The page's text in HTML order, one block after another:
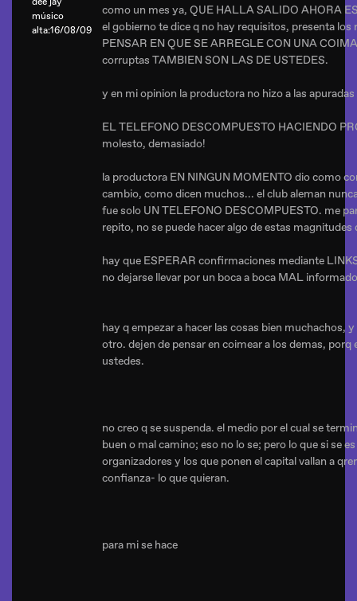
músico
alta:16/08/09
como un mes ya, QUE HALLA SALIDO AHORA
el gobierno te dice q no hay requisitos, presenta
PENSAR EN QUE SE ARREGLE CON UNA
corruptas TAMBIEN SON LAS DE USTEDES.
y en mi opinion la productora no hizo a las
EL TELEFONO DESCOMPUESTO HACIENDO
molesto, demasiado!
la productora EN NINGUN MOMENTO dio como
cambio, como dicen muchos... el club aleman
fue solo UN TELEFONO DESCOMPUESTO. me
repito, no se puede hacer algo de estas magnitudes
hay que ESPERAR confirmaciones mediante
no dejarse llevar por un boca a boca MAL
hay q empezar a hacer las cosas bien muchachos,
otro. dejen de pensar en coimear a los demas,
ustedes.
no creo q se suspenda. el medio por el cual se
buen o mal camino; eso no lo se; pero lo que si se
organizadores y los que ponen el capital vallan a
confianza- lo que quieran.
para mi se hace